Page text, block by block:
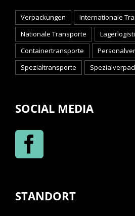
Verpackungen
Internationale
Nationale Transporte
Containertransporte
Spezialtransporte
SOCIAL MEDIA
STANDORT